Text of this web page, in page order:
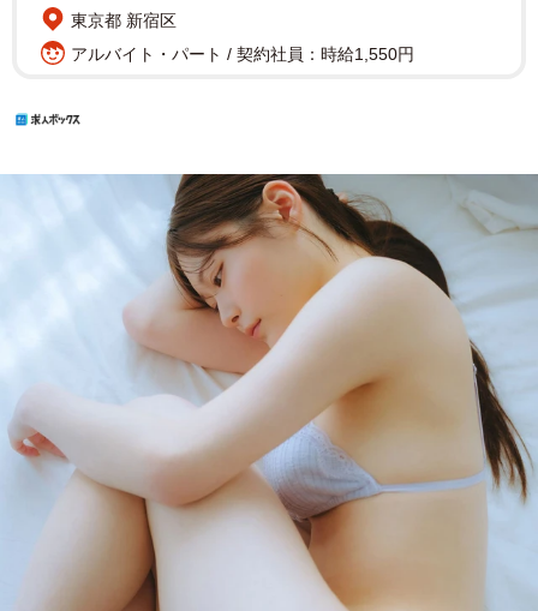
東京都 新宿区
アルバイト・パート / 契約社員：時給1,550円